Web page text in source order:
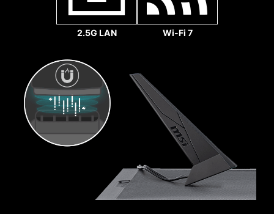
Quạt hệ thống
2.5G LAN Wi-Fi 7
MỐI HÀN KẾT NỐI VỮNG CHẮC
Khe MSI PCI Express Steel
Armor được cố định vào
bo mạch chủ bằng các
điểm hàn bổ sung và hỗ
trợ trọng lượng của các
card đồ họa nặng. Khi mọi
lợi thế trong trò chơi đều